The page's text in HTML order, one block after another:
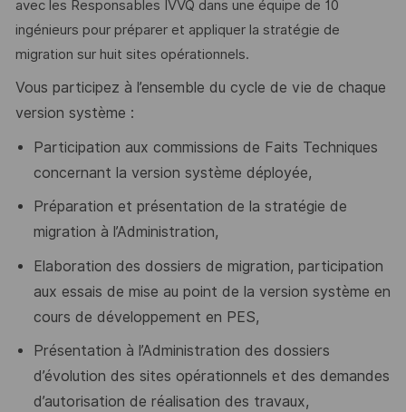
avec les Responsables IVVQ dans une équipe de 10
ingénieurs pour préparer et appliquer la stratégie de
migration sur huit sites opérationnels.
Vous participez à l’ensemble du cycle de vie de chaque
version système :
Participation aux commissions de Faits Techniques
concernant la version système déployée,
Préparation et présentation de la stratégie de
migration à l’Administration,
Elaboration des dossiers de migration, participation
aux essais de mise au point de la version système en
cours de développement en PES,
Présentation à l’Administration des dossiers
d’évolution des sites opérationnels et des demandes
d’autorisation de réalisation des travaux,